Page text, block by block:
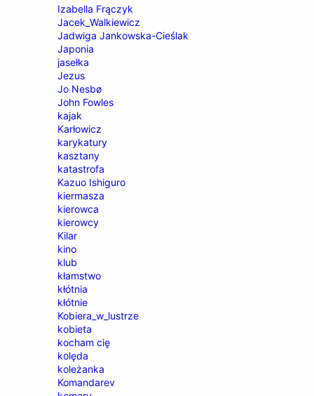
Izabella Frączyk
Jacek_Walkiewicz
Jadwiga Jankowska-Cieślak
Japonia
jasełka
Jezus
Jo Nesbø
John Fowles
kajak
Karłowicz
karykatury
kasztany
katastrofa
Kazuo Ishiguro
kiermasza
kierowca
kierowcy
Kilar
kino
klub
kłamstwo
kłótnia
kłótnie
Kobiera_w_lustrze
kobieta
kocham cię
kolęda
koleżanka
Komandarev